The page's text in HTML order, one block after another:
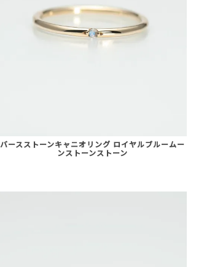
バースストーンキャニオリング ロイヤルブルームー
ンストーンストーン